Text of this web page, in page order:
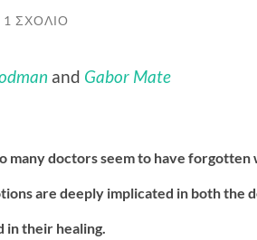
1 ΣΧΌΛΙΟ
and Gabor Mate
many doctors seem to have forgotten
are deeply implicated in both the
in their healing.